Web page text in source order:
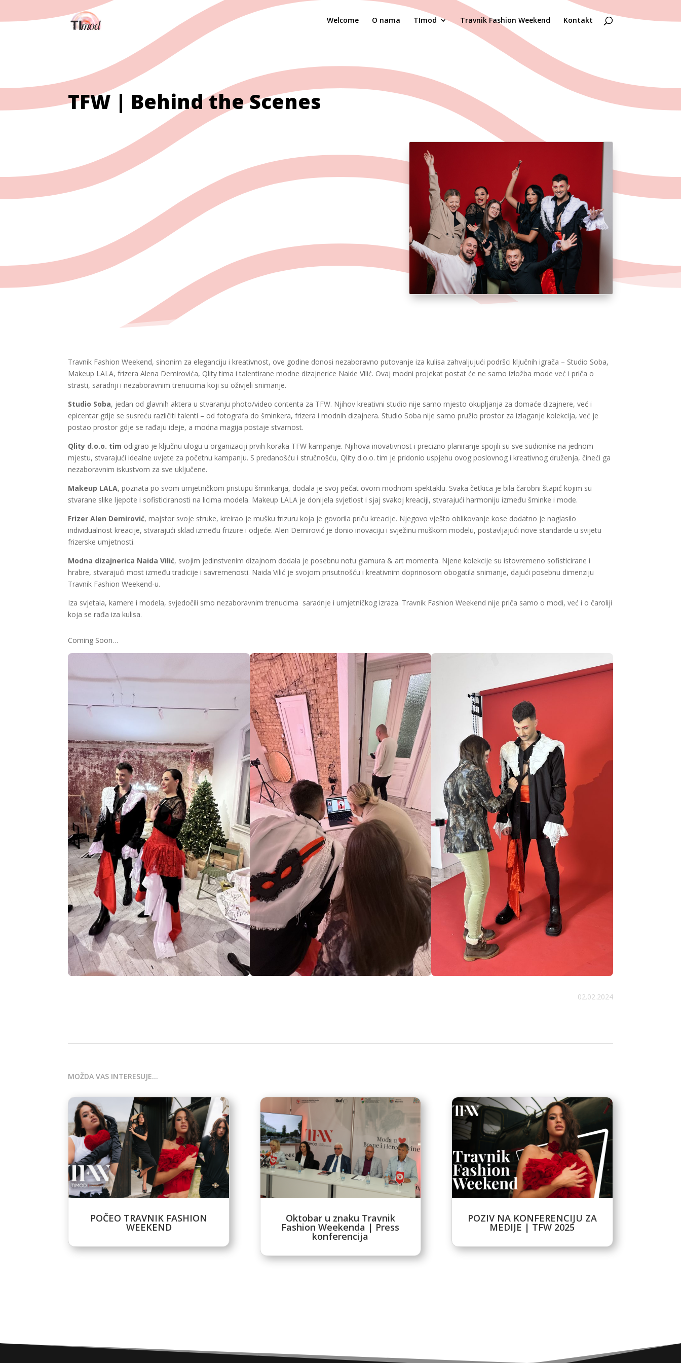
Welcome O nama TImod Travnik Fashion Weekend Kontakt
TFW | Behind the Scenes
Travnik Fashion Weekend, sinonim za eleganciju i kreativnost, ove godine donosi nezaboravno putovanje iza kulisa zahvaljujući podršci ključnih igrača – Studio Soba,
Makeup LALA, frizera Alena Demirovića, Qlity tima i talentirane modne dizajnerice Naide Vilić. Ovaj modni projekat postat će ne samo izložba mode već i priča o
strasti, saradnji i nezaboravnim trenucima koji su oživjeli snimanje.
Studio Soba, jedan od glavnih aktera u stvaranju photo/video contenta za TFW. Njihov kreativni studio nije samo mjesto okupljanja za domaće dizajnere, već i
epicentar gdje se susreću različiti talenti – od fotografa do šminkera, frizera i modnih dizajnera. Studio Soba nije samo pružio prostor za izlaganje kolekcija, već je
postao prostor gdje se rađaju ideje, a modna magija postaje stvarnost.
Qlity d.o.o. tim odigrao je ključnu ulogu u organizaciji prvih koraka TFW kampanje. Njihova inovativnost i precizno planiranje spojili su sve sudionike na jednom
mjestu, stvarajući idealne uvjete za početnu kampanju. S predanošću i stručnošću, Qlity d.o.o. tim je pridonio uspjehu ovog poslovnog i kreativnog druženja, čineći ga
nezaboravnim iskustvom za sve uključene.
Makeup LALA, poznata po svom umjetničkom pristupu šminkanja, dodala je svoj pečat ovom modnom spektaklu. Svaka četkica je bila čarobni štapić kojim su
stvarane slike ljepote i sofisticiranosti na licima modela. Makeup LALA je donijela svjetlost i sjaj svakoj kreaciji, stvarajući harmoniju između šminke i mode.
Frizer Alen Demirović, majstor svoje struke, kreirao je mušku frizuru koja je govorila priču kreacije. Njegovo vješto oblikovanje kose dodatno je naglasilo
individualnost kreacije, stvarajući sklad između frizure i odjeće. Alen Demirović je donio inovaciju i svježinu muškom modelu, postavljajući nove standarde u svijetu
frizerske umjetnosti.
Modna dizajnerica Naida Vilić, svojim jedinstvenim dizajnom dodala je posebnu notu glamura & art momenta. Njene kolekcije su istovremeno sofisticirane i
hrabre, stvarajući most između tradicije i savremenosti. Naida Vilić je svojom prisutnošću i kreativnim doprinosom obogatila snimanje, dajući posebnu dimenziju
Travnik Fashion Weekend-u.
Iza svjetala, kamere i modela, svjedočili smo nezaboravnim trenucima saradnje i umjetničkog izraza. Travnik Fashion Weekend nije priča samo o modi, već i o čaroliji
koja se rađa iza kulisa.
Coming Soon…
02.02.2024
MOŽDA VAS INTERESUJE…
POČEO TRAVNIK FASHION
WEEKEND
Oktobar u znaku Travnik
Fashion Weekenda | Press
konferencija
POZIV NA KONFERENCIJU ZA
MEDIJE | TFW 2025